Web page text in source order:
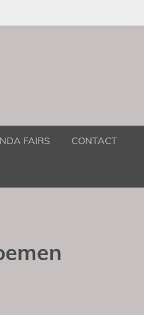
FAIRS CONTACT